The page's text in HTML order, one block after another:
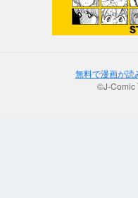
無料で漫画が読
©J-Comic